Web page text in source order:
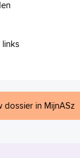
dossier in MijnASz